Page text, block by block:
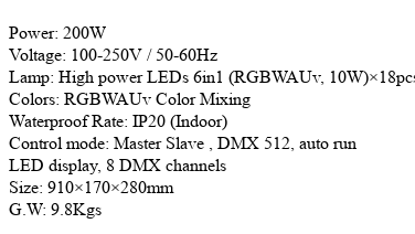
Power: 200W
Voltage: 100-250V / 50-60Hz
Lamp: High power LEDs 6in1 (RGBWAUv,
Colors: RGBWAUv Color Mixing
Waterproof Rate: IP20 (Indoor)
Control mode: Master Slave , DMX 512, auto run
LED display, 8 DMX channels
Size: 910×170×280mm
G.W: 9.8Kgs